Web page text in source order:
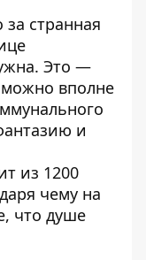
за странная
Это —
можно вполне
и
из 1200
чему на
что душе